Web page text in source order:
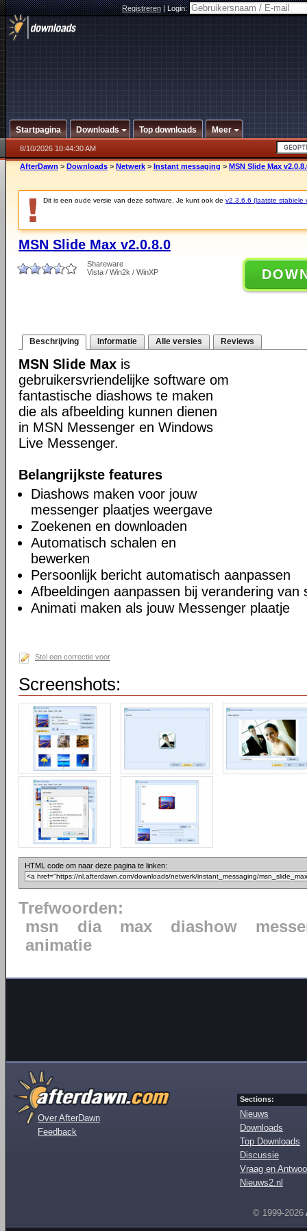
Registreren|Login:
Startpagina Downloads Top downloads Meer
8/10/2026 10:44:30 AM
AfterDawn > Downloads > Netwerk > Instant messaging > MSN Slide Max
Dit is een oude versie van deze software. Je kunt ook de v2.3.6.6 (laatste stabiele
MSN Slide Max v2.0.8.0
Shareware
Vista / Win2k / WinXP
Beschrijving Informatie Alle versies Reviews
MSN Slide Max is
gebruikersvriendelijke software om
fantastische diashows te maken
die als afbeelding kunnen dienen
in MSN Messenger en Windows
Live Messenger.
Belangrijkste features
Diashows maken voor jouw
messenger plaatjes weergave
Zoekenen en downloaden
Automatisch schalen en
bewerken
Persoonlijk bericht automatisch aanpassen
Afbeeldingen aanpassen bij verandering van
Animati maken als jouw Messenger plaatje
Stel een correctie voor
Screenshots:
HTML code om naar deze pagina te linken:
Trefwoorden:
msn
dia max diashow
animatie
Over AfterDawn
Feedback
Sections:
Nieuws
Downloads
Top Downloads
Discussie
Vraag en
Nieuws2.nl
© 1999-2026